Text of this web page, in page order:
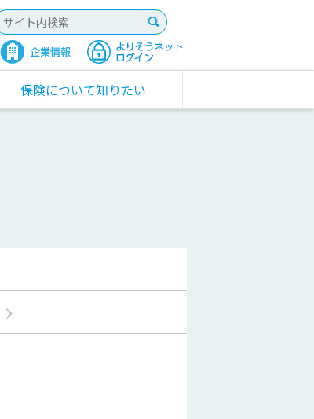
保険について知りたい